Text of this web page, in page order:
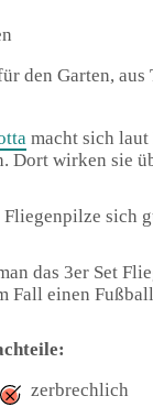
den Garten,
macht sich
Dort wirken sie
sich
das 3er Set
Fall einen
zerbrechlich